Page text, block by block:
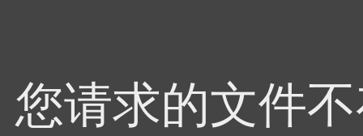
您请求的文件